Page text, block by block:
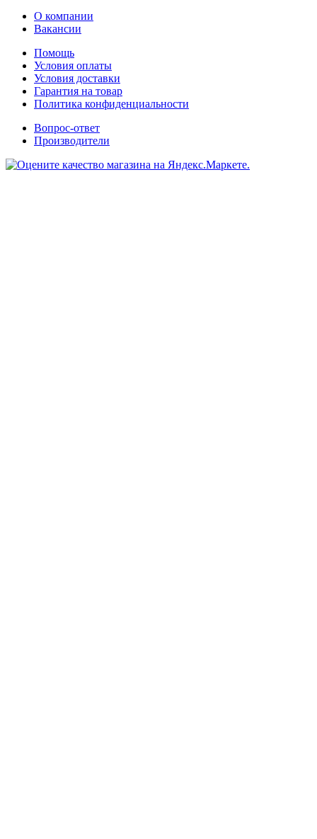
О компании
Вакансии
Помощь
Условия оплаты
Условия доставки
Гарантия на товар
Политика конфиденциальности
Вопрос-ответ
Производители